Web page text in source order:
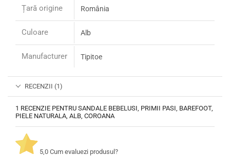
Țară origine România
Culoare Alb
Manufacturer Tipitoe
RECENZII (1)
1 RECENZIE PENTRU SANDALE BEBELUSI, PRIMII PASI, BAREFOOT,
PIELE NATURALA, ALB, COROANA
5,0 Cum evaluezi produsul?